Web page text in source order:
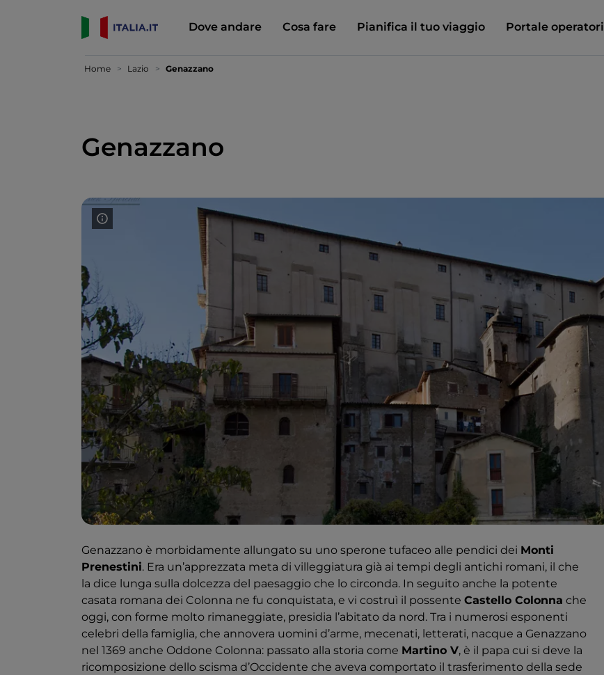
Dove andare Cosa fare Pianifica il tuo viaggio Portale operatori
Home Lazio Genazzano
Genazzano
Genazzano è morbidamente allungato su uno sperone tufaceo alle pendici dei Monti
Prenestini. Era un’apprezzata meta di villeggiatura già ai tempi degli antichi romani, il che
la dice lunga sulla dolcezza del paesaggio che lo circonda. In seguito anche la potente
casata romana dei Colonna ne fu conquistata, e vi costruì il possente Castello Colonna che
oggi, con forme molto rimaneggiate, presidia l’abitato da nord. Tra i numerosi esponenti
celebri della famiglia, che annovera uomini d’arme, mecenati, letterati, nacque a Genazzano
nel 1369 anche Oddone Colonna: passato alla storia come Martino V, è il papa cui si deve la
ricomposizione dello scisma d’Occidente che aveva comportato il trasferimento della sede